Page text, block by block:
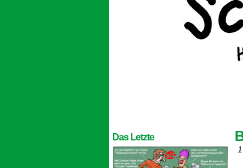
Das Letzte